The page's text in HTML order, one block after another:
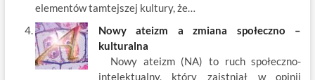
elementów tamtejszej kultury, że…
Nowy ateizm a zmiana społeczno –
kulturalna
Nowy ateizm (NA) to ruch społeczno-
intelektualny, który zaistniał w opinii